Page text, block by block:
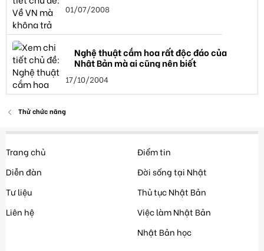
01/07/2008
Nghệ thuật cắm hoa rất độc đáo của
Nhật Bản mà ai cũng nên biết
17/10/2004
Thử chức năng
Trang chủ
Diễn đàn
Tư liệu
Liên hệ
Điểm tin
Đời sống tại Nhật
Thủ tục Nhật Bản
Việc làm Nhật Bản
Nhật Bản học